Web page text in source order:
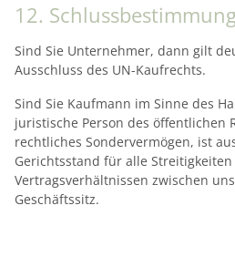
12.
Sind Sie Unternehmer, dann gilt
Ausschluss des UN-Kaufrechts.
Sind Sie Kaufmann im Sinne des
juristische Person des öffentlichen
rechtliches Sondervermögen, ist
Gerichtsstand für alle Streitigkeiten
Vertragsverhältnissen zwischen
Geschäftssitz.